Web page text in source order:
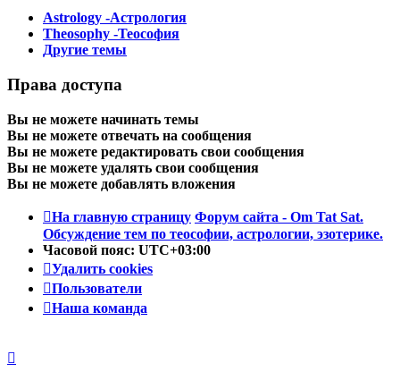
Astrology -Астрология
Theosophy -Теософия
Другие темы
Права доступа
Вы не можете начинать темы
Вы не можете отвечать на сообщения
Вы не можете редактировать свои сообщения
Вы не можете удалять свои сообщения
Вы не можете добавлять вложения
На главную страницу Форум сайта - Om Tat Sat.
Обсуждение тем по теософии, астрологии, эзотерике.
Часовой пояс: UTC+03:00
Удалить cookies
Пользователи
Наша команда